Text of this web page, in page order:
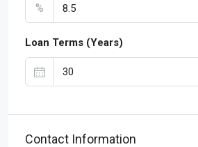
%
Loan Terms (Years)
Contact Information